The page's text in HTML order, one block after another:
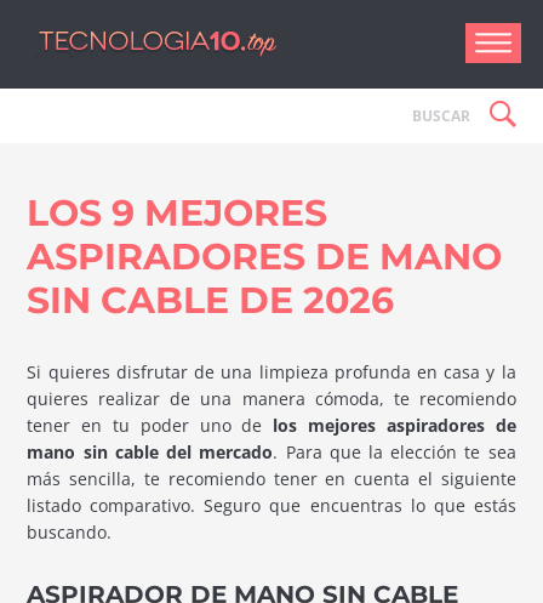
LOS 9 MEJORES
ASPIRADORES DE MANO
SIN CABLE DE 2026
Si quieres disfrutar de una limpieza profunda en casa y la
quieres realizar de una manera cómoda, te recomiendo
tener en tu poder uno de los mejores aspiradores de
mano sin cable del mercado. Para que la elección te sea
más sencilla, te recomiendo tener en cuenta el siguiente
listado comparativo. Seguro que encuentras lo que estás
buscando.
ASPIRADOR DE MANO SIN CABLE